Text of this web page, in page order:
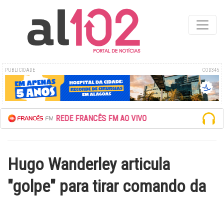
PUBLICIDADE COD345
ESCUTE A REDE FRANCÊS FM AO VIVO
Hugo Wanderley articula
"golpe" para tirar comando da